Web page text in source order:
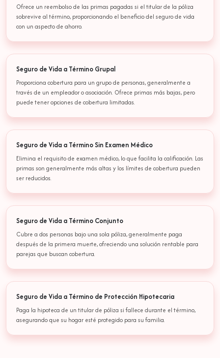
Ofrece un reembolso de las primas pagadas si el titular de la póliza
sobrevive al término, proporcionando el beneficio del seguro de vida
con un aspecto de ahorro.
Seguro de Vida a Término Grupal
Proporciona cobertura para un grupo de personas, generalmente a
través de un empleador o asociación. Ofrece primas más bajas, pero
puede tener opciones de cobertura limitadas.
Seguro de Vida a Término Sin Examen Médico
Elimina el requisito de examen médico, lo que facilita la calificación. Las
primas son generalmente más altas y los límites de cobertura pueden
ser reducidos.
Seguro de Vida a Término Conjunto
Cubre a dos personas bajo una sola póliza, generalmente paga
después de la primera muerte, ofreciendo una solución rentable para
parejas que buscan cobertura.
Seguro de Vida a Término de Protección Hipotecaria
Paga la hipoteca de un titular de póliza si fallece durante el término,
asegurando que su hogar esté protegido para su familia.